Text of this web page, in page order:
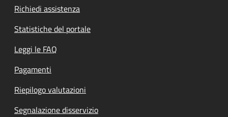
Richiedi assistenza
Statistiche del portale
Leggi le FAQ
Pagamenti
Riepilogo valutazioni
Segnalazione disservizio